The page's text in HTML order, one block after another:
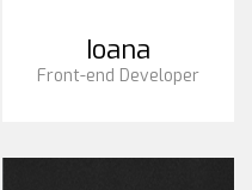
Ioana
Front-end Developer